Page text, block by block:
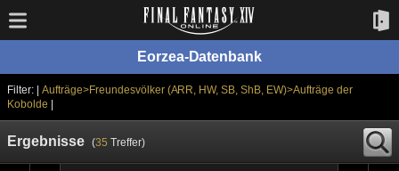
Eorzea-Datenbank
Filter: | Aufträge>Freundesvölker (ARR, HW, SB, ShB, EW)>Aufträge der
Kobolde
Ergebnisse (35 Treffer)